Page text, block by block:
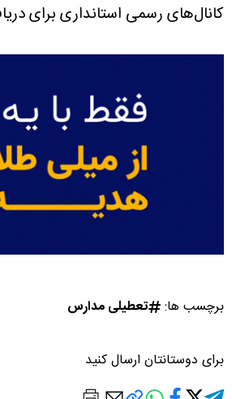
کانال‌های رسمی استانداری برای
برچسب ها: تعطیلی مدارس
برای دوستانتان ارسال کنید